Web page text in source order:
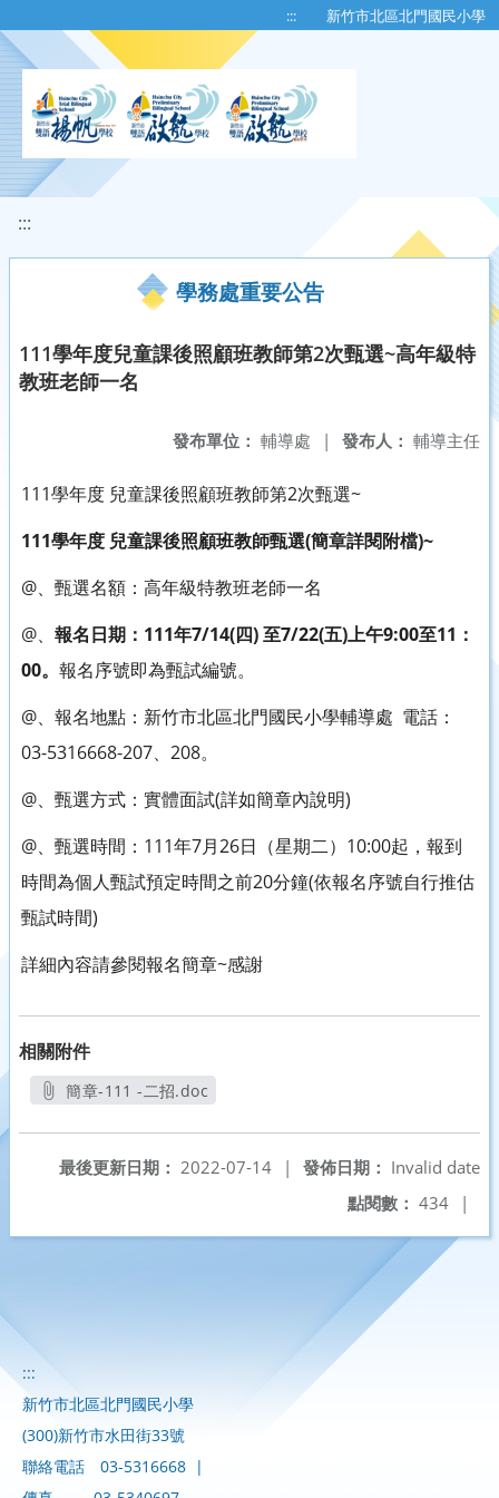
::: 新竹市北區北門國民小學
:::
學務處重要公告
111學年度兒童課後照顧班教師第2次甄選~高年級特
教班老師一名
發布人： 輔導主任
發布單位： 輔導處 |
111學年度 兒童課後照顧班教師第2次甄選~
111學年度 兒童課後照顧班教師甄選(簡章詳閱附檔)~
@、甄選名額：高年級特教班老師一名
@、 報名日期：111年7/14(四) 至7/22(五)上午9:00至11：
00。 報名序號即為甄試編號。
@、報名地點：新竹市北區北門國民小學輔導處 電話：
03-5316668-207、208。
@、甄選方式：實體面試(詳如簡章內說明)
@、甄選時間：111年7月26日（星期二）10:00起，報到
時間為個人甄試預定時間之前20分鐘(依報名序號自行推估
甄試時間)
詳細內容請參閱報名簡章~感謝
相關附件
簡章-111 -二招.doc
發佈日期： Invalid date
最後更新日期： 2022-07-14
|
點閱數： 434 |
:::
新竹市北區北門國民小學
(300)新竹市水田街33號
聯絡電話
03-5316668 |